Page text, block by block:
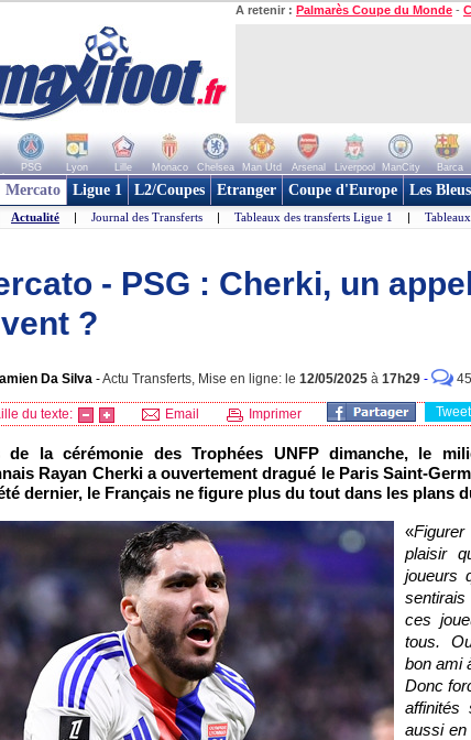
A retenir : Palmarès Coupe du Monde -
PSG Lyon Lille Monaco Chelsea Man Utd Arsenal Liverpool ManCity Barca
Mercato Ligue 1 L2/Coupes Etranger Coupe d'Europe Les
Actualité | Journal des Transferts | Tableaux des transferts Ligue 1 |
- PSG : Cherki, un
?
Da Silva -Actu Transferts, Mise en ligne: le 12/05/2025 à 17h29 - 45
du texte: Email Imprimer Tweet
de la cérémonie des Trophées UNFP dimanche, le
Rayan Cherki a ouvertement dragué le Paris Saint-
dernier, le Français ne figure plus du tout dans les plans
«
plaisir
joueurs
ces
tous.
bon ami
Donc
aussi